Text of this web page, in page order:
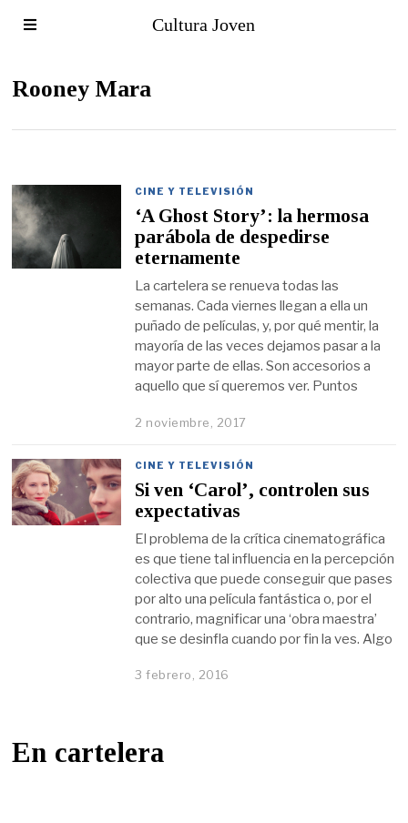
Cultura Joven
Rooney Mara
CINE Y TELEVISIÓN
‘A Ghost Story’: la hermosa
parábola de despedirse
eternamente
La cartelera se renueva todas las
semanas. Cada viernes llegan a ella un
puñado de películas, y, por qué mentir, la
mayoría de las veces dejamos pasar a la
mayor parte de ellas. Son accesorios a
aquello que sí queremos ver. Puntos
2 noviembre, 2017
CINE Y TELEVISIÓN
Si ven ‘Carol’, controlen sus
expectativas
El problema de la crítica cinematográfica
es que tiene tal influencia en la percepción
colectiva que puede conseguir que pases
por alto una película fantástica o, por el
contrario, magnificar una ‘obra maestra’
que se desinfla cuando por fin la ves. Algo
3 febrero, 2016
En cartelera